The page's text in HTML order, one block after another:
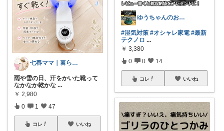
七春ママ｜暮らしとキャンプ
雨や雪の日、汗をかいた靴って
なかなか乾かな ...
￥ 2,980
0 1 47
コレ いいね
ゆうちゃんのお家🐣
#湿気対策 #オシャレ家電 #最新
テクノロ ...
￥ 3,380
0 0 14
コレ いいね